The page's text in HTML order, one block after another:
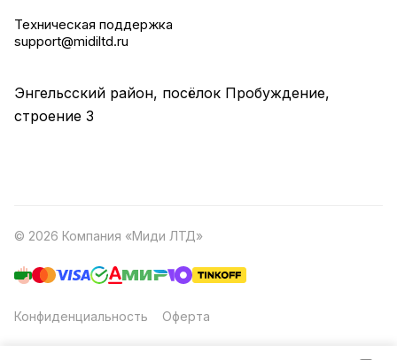
Техническая поддержка
support@midiltd.ru
Энгельсский район, посёлок Пробуждение,
строение 3
© 2026 Компания «Миди ЛТД»
Конфиденциальность Оферта